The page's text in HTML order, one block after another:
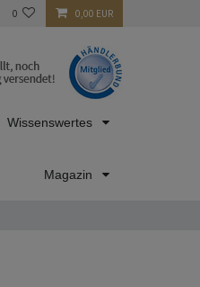
0 0,00 EUR
Wissenswertes
Magazin